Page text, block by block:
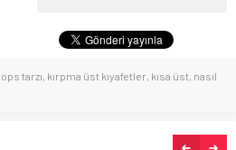
tarzı, kırpma üst kıyafetler, kısa üst, nasıl